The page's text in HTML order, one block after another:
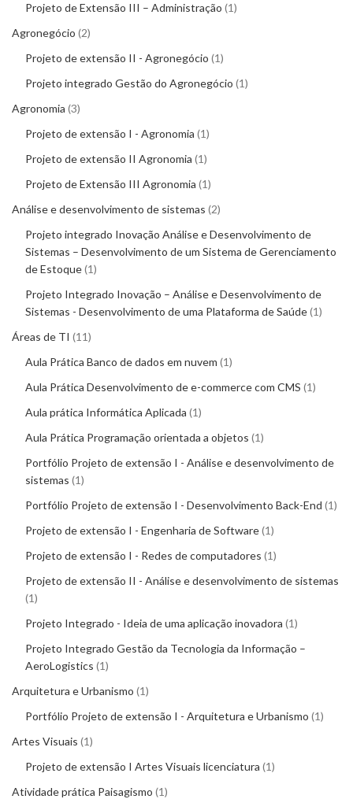
Projeto de Extensão III – Administração 1
Agronegócio 2
Projeto de extensão II - Agronegócio 1
Projeto integrado Gestão do Agronegócio 1
Agronomia 3
Projeto de extensão I - Agronomia 1
Projeto de extensão II Agronomia 1
Projeto de Extensão III Agronomia 1
Análise e desenvolvimento de sistemas 2
Projeto integrado Inovação Análise e Desenvolvimento de
Sistemas – Desenvolvimento de um Sistema de Gerenciamento
de Estoque 1
Projeto Integrado Inovação – Análise e Desenvolvimento de
Sistemas - Desenvolvimento de uma Plataforma de Saúde 1
Áreas de TI 11
Aula Prática Banco de dados em nuvem 1
Aula Prática Desenvolvimento de e-commerce com CMS 1
Aula prática Informática Aplicada 1
Aula Prática Programação orientada a objetos 1
Portfólio Projeto de extensão I - Análise e desenvolvimento de
sistemas 1
Portfólio Projeto de extensão I - Desenvolvimento Back-End 1
Projeto de extensão I - Engenharia de Software 1
Projeto de extensão I - Redes de computadores 1
Projeto de extensão II - Análise e desenvolvimento de sistemas
1
Projeto Integrado - Ideia de uma aplicação inovadora 1
Projeto Integrado Gestão da Tecnologia da Informação –
AeroLogistics 1
Arquitetura e Urbanismo 1
Portfólio Projeto de extensão I - Arquitetura e Urbanismo 1
Artes Visuais 1
Projeto de extensão I Artes Visuais licenciatura 1
Atividade prática Paisagismo 1